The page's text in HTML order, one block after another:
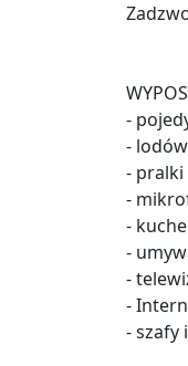
-
-
- pralki
-
-
-
-
-
- szafy